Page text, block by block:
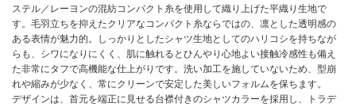
ステル／レーヨンの混紡コンパクト糸を使用して織り上げた平織り生地で
す。毛羽立ちを抑えたクリアなコンパクト糸ならではの、凛とした透明感の
ある表情が魅力的。しっかりとしたシャツ生地としてのハリコシを持ちなが
らも、シワになりにくく、肌に触れるとひんやり心地よい接触冷感性も備え
た非常にタフで高機能な仕上がりです。洗い加工を施していないため、型崩
れや縮みが少なく、常にクリーンで安定した美しいフォルムを保ちます。
デザインは、首元を端正に見せる台襟付きのシャツカラーを採用し、トラデ